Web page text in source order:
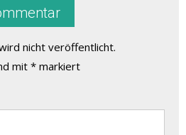
nicht veröffentlicht.
mit * markiert